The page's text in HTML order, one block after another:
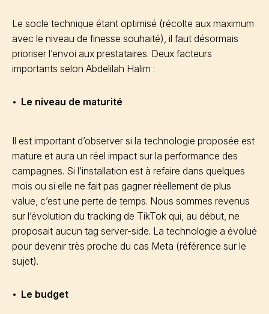
Le socle technique étant optimisé (récolte aux maximum
avec le niveau de finesse souhaité), il faut désormais
prioriser l’envoi aux prestataires. Deux facteurs
importants selon Abdelilah Halim :
Le niveau de maturité
Il est important d’observer si la technologie proposée est
mature et aura un réel impact sur la performance des
campagnes. Si l’installation est à refaire dans quelques
mois ou si elle ne fait pas gagner réellement de plus
value, c’est une perte de temps. Nous sommes revenus
sur l’évolution du tracking de TikTok qui, au début, ne
proposait aucun tag server-side. La technologie a évolué
pour devenir très proche du cas Meta (référence sur le
sujet).
Le budget